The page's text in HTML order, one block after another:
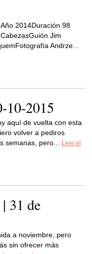
2014Duración 98
Jim
Andrze...
10-2015
aquí de vuelta con esta
volver a pediros
semanas, pero...
Leer el
31 de
a noviembre, pero
sin ofrecer más